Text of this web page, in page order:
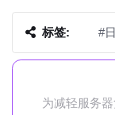
标签: #